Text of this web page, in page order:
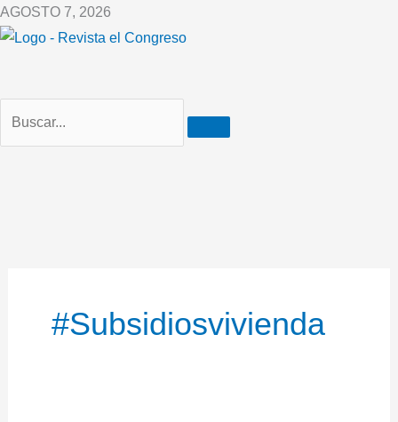
Ir
al
AGOSTO 7, 2026
#subsidiosvivienda